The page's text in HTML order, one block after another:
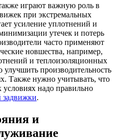
играют важную роль в
при экстремальных
усиление уплотнений и
утечек и потерь
часто применяют
новшества, например,
и теплоизоляционных
производительность
Также нужно учитывать, что
надо правильно
задвижки.
и